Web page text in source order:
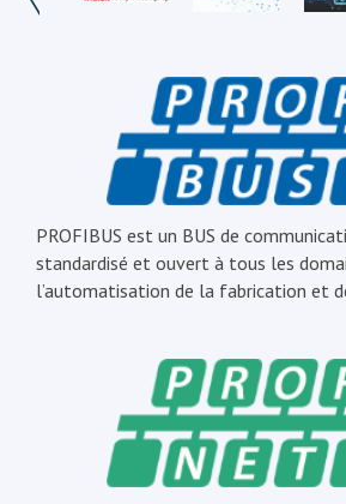
PROFIBUS est un BUS de
standardisé et ouvert à tous les
l’automatisation de la fabrication et